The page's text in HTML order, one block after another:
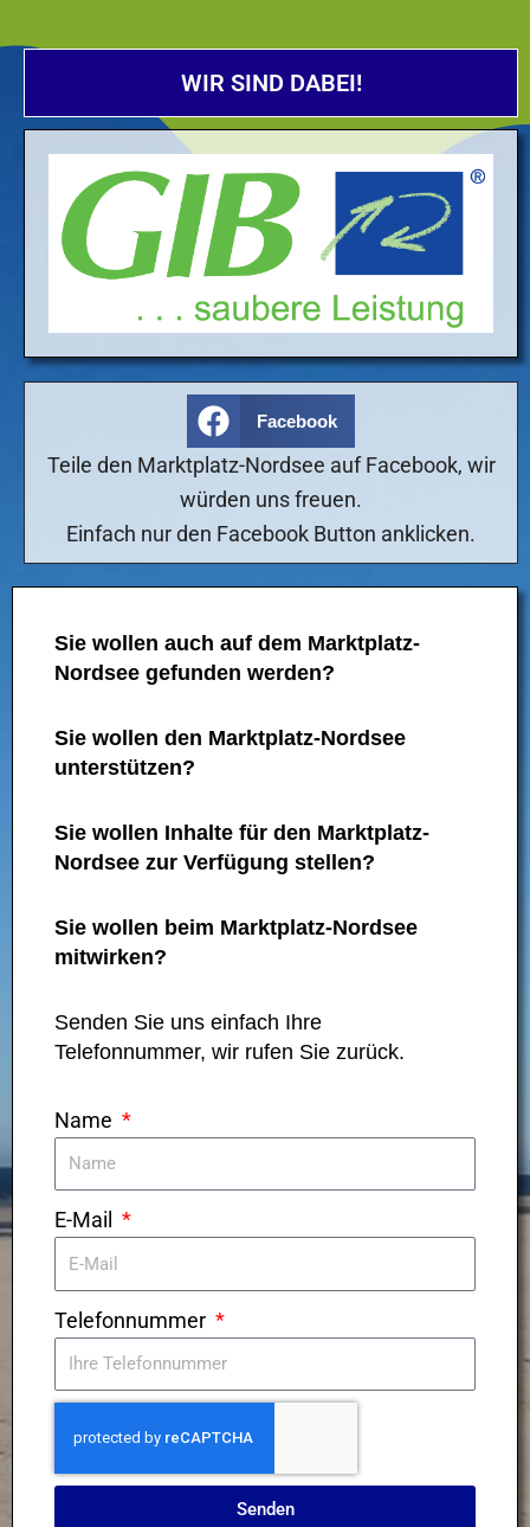
WIR SIND DABEI!
Facebook
Teile den Marktplatz-Nordsee auf Facebook, wir
würden uns freuen.
Einfach nur den Facebook Button anklicken.
Sie wollen auch auf dem Marktplatz-
Nordsee gefunden werden?
Sie wollen den Marktplatz-Nordsee
unterstützen?
Sie wollen Inhalte für den Marktplatz-
Nordsee zur Verfügung stellen?
Sie wollen beim Marktplatz-Nordsee
mitwirken?
Senden Sie uns einfach Ihre
Telefonnummer, wir rufen Sie zurück.
Name
E-Mail
Telefonnummer
Senden